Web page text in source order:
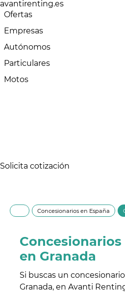
avantirenting.es
Ofertas
Empresas
Autónomos
Particulares
Motos
Solicita cotización
Concesionarios en España
en Granada
Si buscas un
Granada, en Avanti